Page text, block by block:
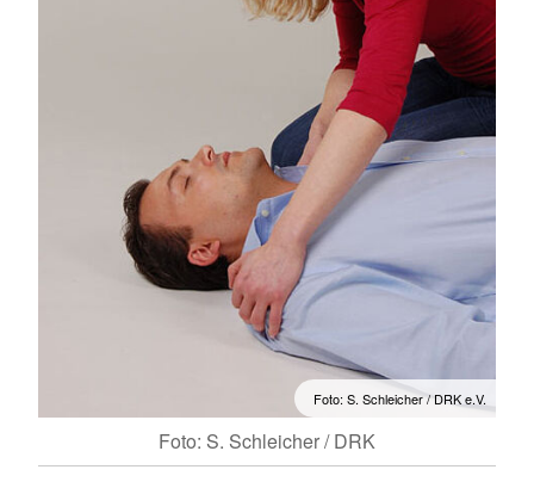
Foto: S. Schleicher / DRK e.V.
Foto: S. Schleicher / DRK